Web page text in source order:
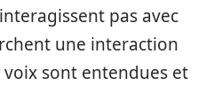
pas avec
une interaction
sont entendues et